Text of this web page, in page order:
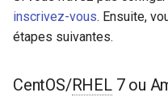
t
o
access-control
Configs
Producteur
Rocky Linux
Modules NGINX pour le
Paquets RPM
inscrivez-vous. Ensuite,
étapes suivantes.
CentOS/RHEL7 ou